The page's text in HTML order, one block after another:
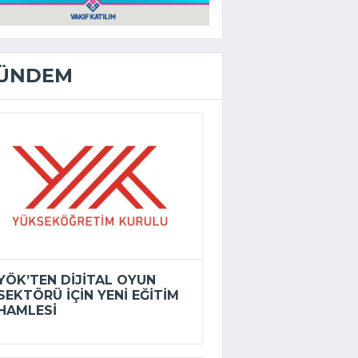
DIJITAL OYUN
IÇIN YENI EĞITIM